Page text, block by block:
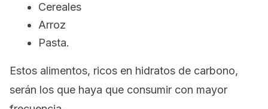
Cereales
Arroz
Pasta.
Estos alimentos, ricos en hidratos de carbono,
serán los que haya que consumir con mayor